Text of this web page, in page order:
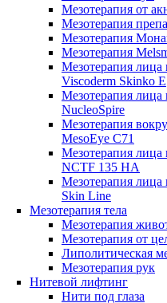
Мезотерапия от
Мезотерапия
Мезотерапия
Мезотерапия
Мезотерапия лица
Viscoderm Skinko E
Мезотерапия лица
NucleoSpire
Мезотерапия
MesoEye С71
Мезотерапия лица
NCTF 135 HA
Мезотерапия
Skin Line
Мезотерапия тела
Мезотерапия
Мезотерапия от
Липолитическая
Мезотерапия рук
Нитевой лифтинг
Нити под глаза